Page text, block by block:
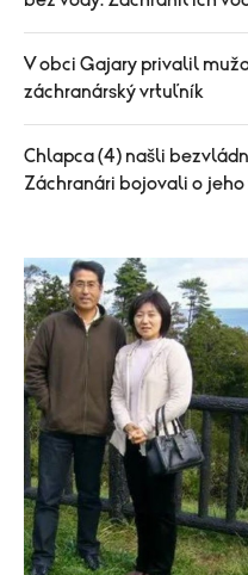
V obci Gajary privalil
záchranárský vrtuľník
Chlapca (4) našli
Záchranári bojovali o